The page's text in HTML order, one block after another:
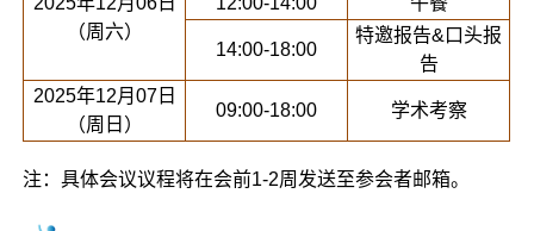
（周六）
14:00-18:00
特邀报告&口头报
告
2025年12月07日
（周日）
09:00-18:00 学术考察
注：具体会议议程将在会前1-2周发送至参会者邮箱。